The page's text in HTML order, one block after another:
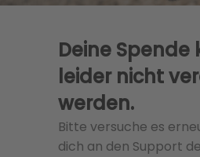
Deine Spende
leider nicht
werden.
Bitte versuche es
dich an den Support